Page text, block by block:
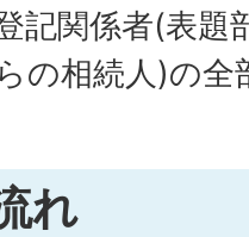
記関係者(表題
の相続人)の全
れ